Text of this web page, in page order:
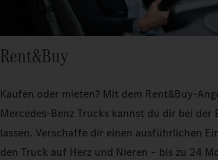
Rent&Buy
Kaufen oder mieten? Mit dem Rent&Buy-
Mercedes-Benz Trucks kannst du dir bei der
lassen. Verschaffe dir einen ausführlichen
den Truck auf Herz und Nieren – bis zu 24